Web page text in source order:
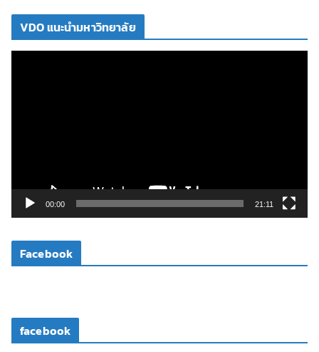
VDO แนะนำมหาวิทยาลัย
ดี
โ
00:00 21:11
Facebook
facebook